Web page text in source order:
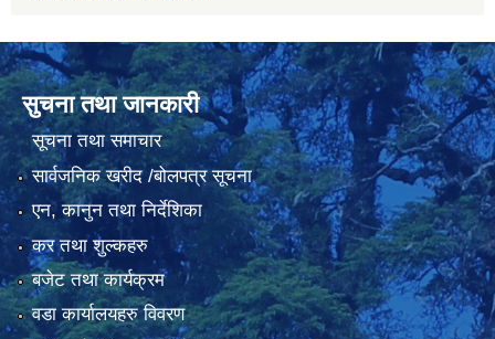
सुचना तथा जानकारी
सूचना तथा समाचार
सार्वजनिक खरीद /बोलपत्र सूचना
एन, कानुन तथा निर्देशिका
कर तथा शुल्कहरु
बजेट तथा कार्यक्रम
वडा कार्यालयहरु विवरण